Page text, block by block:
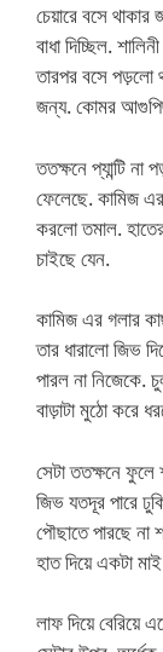
চেয়ারে বসে
বাধা দিচ্ছিল.
তারপর বসে পড়লো
জন্য. কোমর
ততক্ষনে প্যান্টি
ফেলেছে. কামিজ
করলো তমাল.
চাইছে যেন.
কামিজ এর গলার
তার ধারালো জিভ
পারল না নিজেকে.
বাড়াটা মুঠো করে
সেটা ততক্ষনে
জিভ যতদূর পারে
পৌছাতে পারছে না
হাত দিয়ে একটা
লাফ দিয়ে বেরিয়ে